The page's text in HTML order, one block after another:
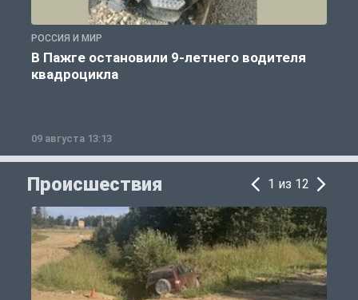
РОССИЯ И МИР
В Пажге остановили 9-летнего водителя
квадроцикла
09 августа 13:13
Происшествия 1 из 12